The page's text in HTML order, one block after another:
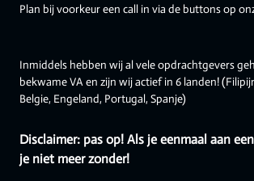
Plan bij voorkeur een call in via de buttons op
Inmiddels hebben wij al vele opdrachtgevers
bekwame VA en zijn wij actief in 6 landen!
Belgie, Engeland, Portugal, Spanje)
Disclaimer: pas op! Als je eenmaal aan
je niet meer zonder!